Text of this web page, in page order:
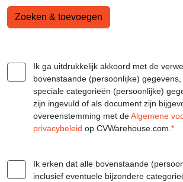
Zoeken & toevoegen
Ik ga uitdrukkelijk akkoord met de
bovenstaande (persoonlijke)
speciale categorieën (persoonlijke)
zijn ingevuld of als document zijn
overeenstemming met deAlgemene
privacybeleid op CVWarehouse.com. *
Ik erken dat alle bovenstaande
inclusief eventuele bijzondere